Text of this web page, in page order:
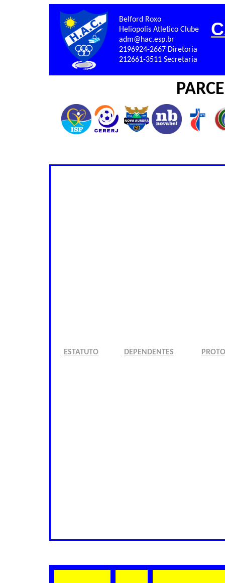
Belford Roxo
Heliopolis Atletico Clube
adm@hac.esp.br
2196924-2667 Diretoria
212661-3511 Secretaria
ESTATUTO DEPENDENTES